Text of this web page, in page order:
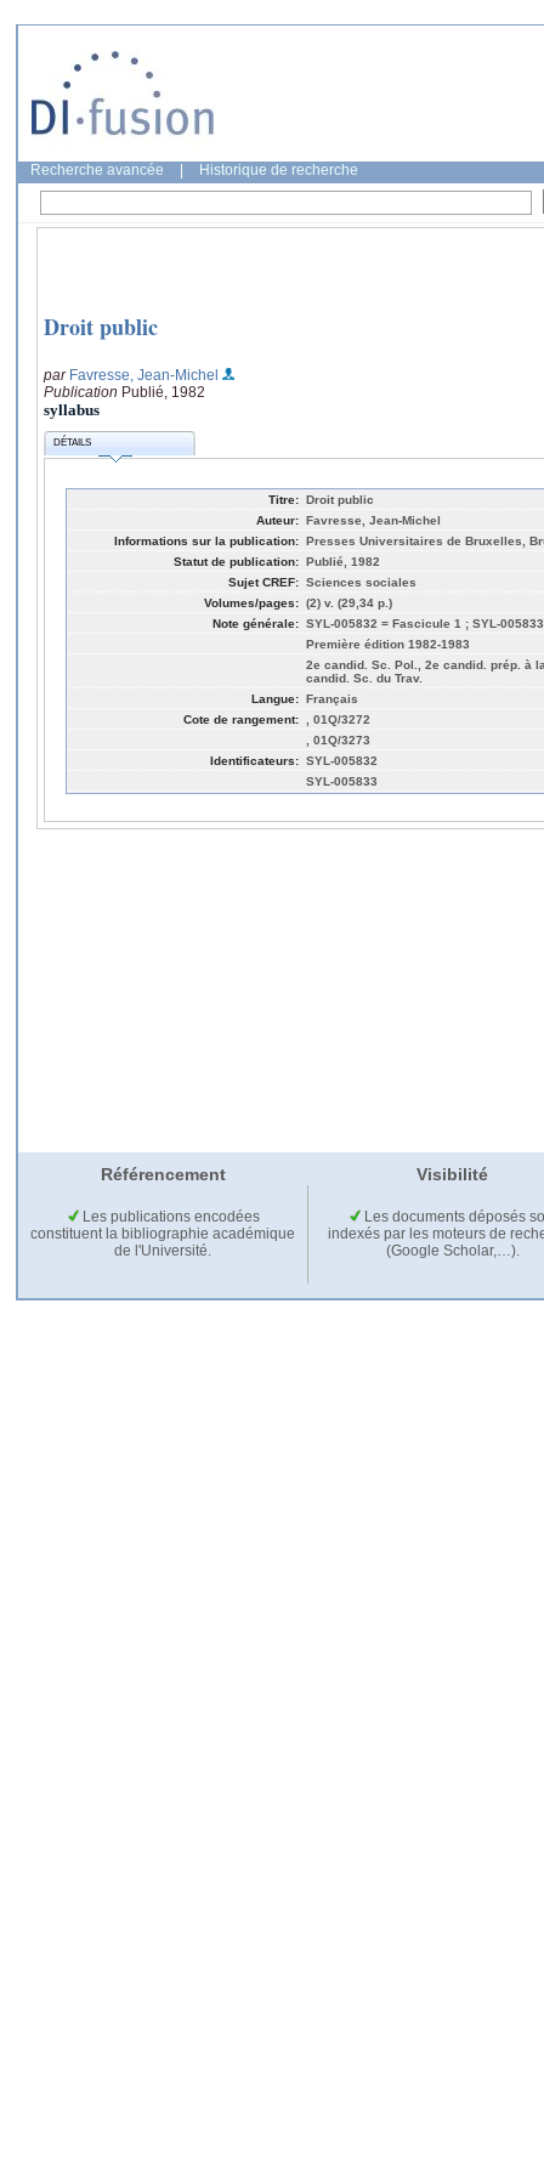
Recherche avancée Historique de recherche
Droit public
par Favresse, Jean-Michel
Publication Publié, 1982
syllabus
DÉTAILS
Titre: Droit public
Auteur: Favresse, Jean-Michel
Informations sur la publication: Presses Universitaires de Bruxelles,
Statut de publication: Publié, 1982
Sujet CREF: Sciences sociales
Volumes/pages: (2) v. (29,34 p.)
Note générale: SYL-005832 = Fascicule 1 ; SYL-
Première édition 1982-1983
2e candid. Sc. Pol., 2e candid. prép. à
candid. Sc. du Trav.
Langue: Français
Cote de rangement:
, 01Q/3272
, 01Q/3273
Identificateurs: SYL-005832
SYL-005833
Référencement Visibilité
Les publications encodées
constituent la bibliographie académique
de l'Université.
Les documents déposés
indexés par les moteurs de
(Google Scholar,…).